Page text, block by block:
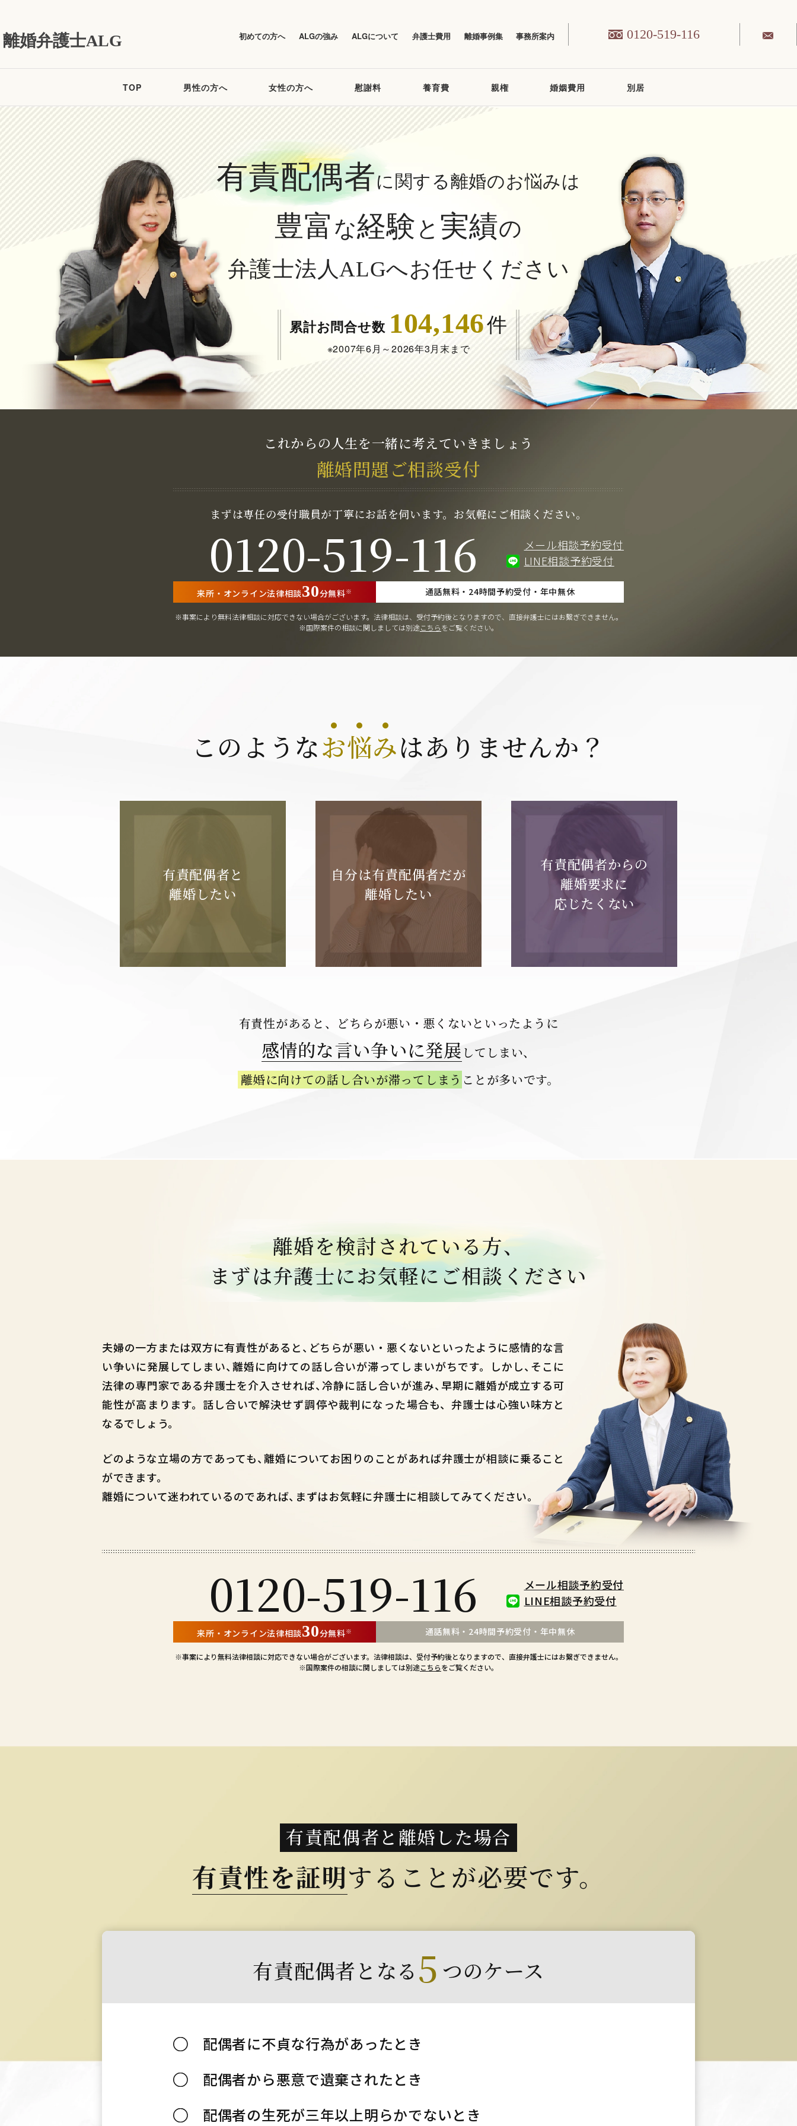
離婚弁護士ALG 初めての方へ ALGの強み ALGについて 弁護士費用 離婚事例集 事務所案内 0120-519-116
TOP 男性の方へ 女性の方へ 慰謝料 養育費 親権 婚姻費用 別居
有責配偶者に関する離婚のお悩みは
豊富 な経験 と 実績の
弁護士法人ALGへお任せください
累計お問合せ数 104,146件
※2007年6月～2026年3月末まで
これからの人生を一緒に考えていきましょう
離婚問題ご相談受付
まずは専任の受付職員が丁寧にお話を伺います。 お気軽にご相談ください。
0120-519-116
メール相談予約受付
LINE相談予約受付
来所・オンライン法律相談30分無料※ 通話無料・24時間予約受付・年中無休
※事案により無料法律相談に対応できない場合がございます。 法律相談は、受付予約後となりますので、 直接弁護士にはお繋ぎできません。
※国際案件の相談に関しましては別途こちらをご覧ください。
このようなお悩みはありませんか？
有責配偶者と
離婚したい
自分は有責配偶者だが
離婚したい
有責配偶者からの
離婚要求に
応じたくない
有責性があると、どちらが悪い・ 悪くないといったように
感情的な言い争いに発展 してしまい、
離婚に向けての話し合いが滞ってしまう ことが多いです。
離婚を検討されている方、
まずは弁護士にお気軽に ご相談ください
夫婦の一方または双方に有責性があると、どちらが悪い・悪くないといったように感情的な言
い争いに発展してしまい、離婚に向けての話し合いが滞ってしまいがちです。しかし、そこに
法律の専門家である弁護士を介入させれば、冷静に話し合いが進み、早期に離婚が成立する可
能性が高まります。話し合いで解決せず調停や裁判になった場合も、弁護士は心強い味方と
なるでしょう。
どのような立場の方であっても、離婚についてお困りのことがあれば弁護士が相談に乗ること
ができます。
離婚について迷われているのであれば、まずはお気軽に弁護士に相談してみてください。
0120-519-116
メール相談予約受付
LINE相談予約受付
来所・オンライン法律相談30分無料※ 通話無料・24時間予約受付・年中無休
※事案により無料法律相談に対応できない場合がございます。 法律相談は、受付予約後となりますので、 直接弁護士にはお繋ぎできません。
※国際案件の相談に関しましては別途こちらをご覧ください。
有責配偶者と離婚した場合
有責性を証明することが必要です。
有責配偶者となる 5 つのケース
配偶者に不貞な行為があったとき
配偶者から悪意で遺棄されたとき
配偶者の生死が三年以上明らかでないとき